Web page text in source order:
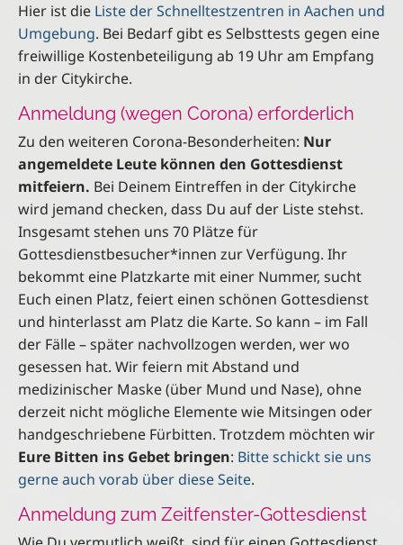
Hier ist die Liste der Schnelltestzentren in Aachen und
Umgebung. Bei Bedarf gibt es Selbsttests gegen eine
freiwillige Kostenbeteiligung ab 19 Uhr am Empfang
in der Citykirche.
Anmeldung (wegen Corona) erforderlich
Zu den weiteren Corona-Besonderheiten: Nur
angemeldete Leute können den Gottesdienst
mitfeiern. Bei Deinem Eintreffen in der Citykirche
wird jemand checken, dass Du auf der Liste stehst.
Insgesamt stehen uns 70 Plätze für
Gottesdienstbesucher*innen zur Verfügung. Ihr
bekommt eine Platzkarte mit einer Nummer, sucht
Euch einen Platz, feiert einen schönen Gottesdienst
und hinterlasst am Platz die Karte. So kann – im Fall
der Fälle – später nachvollzogen werden, wer wo
gesessen hat. Wir feiern mit Abstand und
medizinischer Maske (über Mund und Nase), ohne
derzeit nicht mögliche Elemente wie Mitsingen oder
handgeschriebene Fürbitten. Trotzdem möchten wir
Eure Bitten ins Gebet bringen: Bitte schickt sie uns
gerne auch vorab über diese Seite.
Anmeldung zum Zeitfenster-Gottesdienst